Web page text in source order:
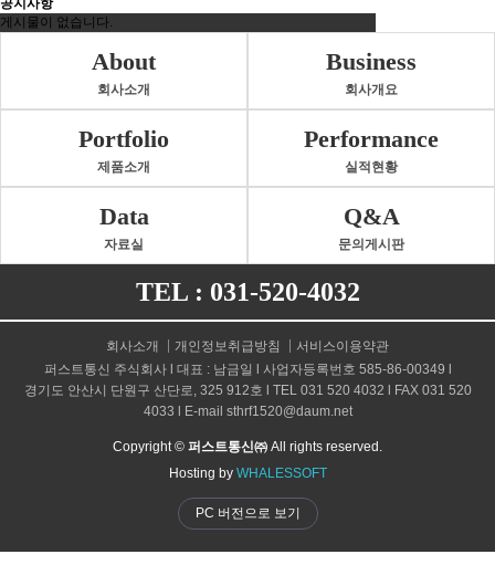
공지사항
게시물이 없습니다.
게시물이 없습니다.
About
회사소개
Business
회사개요
Portfolio
제품소개
Performance
실적현황
Data
자료실
Q&A
문의게시판
TEL : 031-520-4032
회사소개 개인정보취급방침
서비스이용약관
퍼스트통신 주식회사 l 대표 : 남금일 l 사업자등록번호 585-86-00349 l
경기도 안산시 단원구 산단로, 325 912호 l TEL 031 520 4032 l FAX 031 520
4033 l E-mail sthrf1520@daum.net
Copyright © 퍼스트통신㈜ All rights reserved.
Hosting by WHALESSOFT
PC 버전으로 보기